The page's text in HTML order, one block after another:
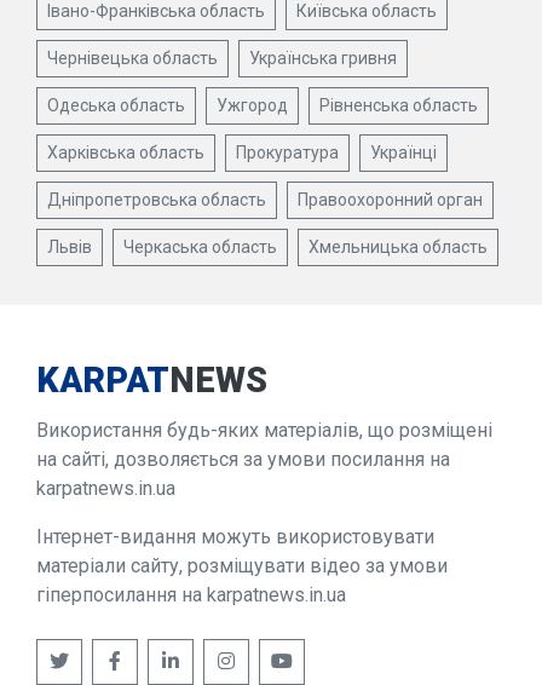
Івано-Франківська область Київська область
Чернівецька область Українська гривня
Одеська область Ужгород Рівненська область
Харківська область Прокуратура Українці
Дніпропетровська область Правоохоронний орган
Львів Черкаська область Хмельницька область
KARPATNEWS
Використання будь-яких матеріалів, що розміщені
на сайті, дозволяється за умови посилання на
karpatnews.in.ua
Інтернет-видання можуть використовувати
матеріали сайту, розміщувати відео за умови
гіперпосилання на karpatnews.in.ua